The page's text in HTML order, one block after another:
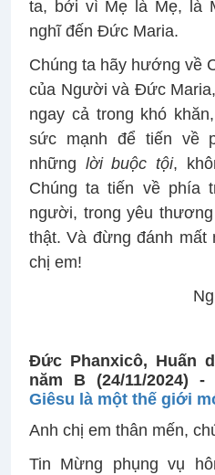
ta, bởi vì Mẹ là Mẹ, là
nghĩ đến Đức Maria.
Chúng ta hãy hướng về
của Người và Đức
ngay cả trong khó
sức mạnh để tiến về
những lời buộc tội,
Chúng ta tiến về phía
người, trong yêu
thật. Và đừng đánh mất
chị em!
Đức Phanxicô, Huấn
năm B (24/11/2024) -
Giêsu là một thế giới
Anh chị em thân mến,
Tin Mừng phụng vụ